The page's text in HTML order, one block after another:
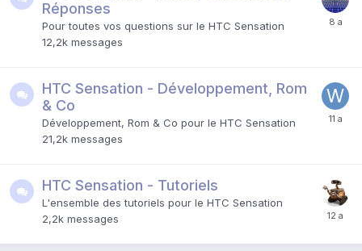
Réponses
Pour toutes vos questions sur le HTC Sensation
12,2k messages
HTC Sensation - Développement, Rom
& Co
Développement, Rom & Co pour le HTC Sensation
21,2k messages
HTC Sensation - Tutoriels
L'ensemble des tutoriels pour le HTC Sensation
2,2k messages